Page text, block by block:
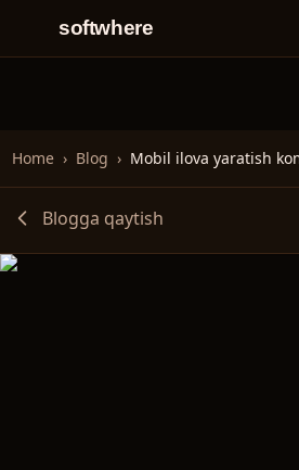
softwhere
Home › Blog ›
Blogga qaytish